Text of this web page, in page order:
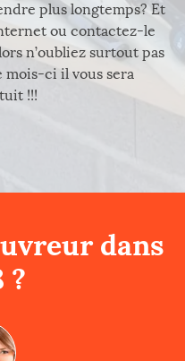
plus longtemps? Et
ou contactez-le
n’oubliez surtout pas
mois-ci il vous sera
!!!
dans
?